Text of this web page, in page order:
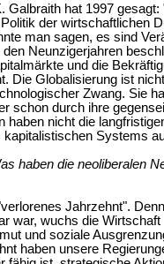
hat 1997 gesagt:
der wirtschaftlichen
man sagen, es sind
Neunzigerjahren
und die
Die Globalisierung ist
Zwang. Sie
schon durch ihre
haben nicht die
Systems
haben die neoliberalen
Jahrzehnt".
war, wuchs die
und soziale
haben unsere